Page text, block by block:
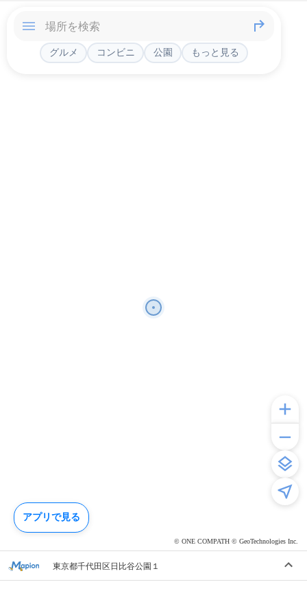
© ONE COMPATH © GeoTechnologies Inc.
グルメ コンビニ 公園 もっと見る
東京都千代田区日比谷公園１
アプリで見る